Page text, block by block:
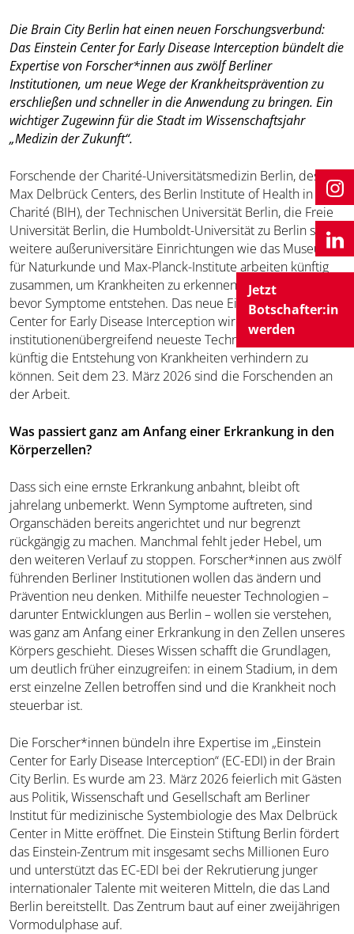
Jetzt
Botschafter:in
werden
Die Brain City Berlin hat einen neuen Forschungsverbund:
Das Einstein Center for Early Disease Interception bündelt die
Expertise von Forscher*innen aus zwölf Berliner
Institutionen, um neue Wege der Krankheitsprävention zu
erschließen und schneller in die Anwendung zu bringen. Ein
wichtiger Zugewinn für die Stadt im Wissenschaftsjahr
„Medizin der Zukunft“.
Forschende der Charité-Universitätsmedizin Berlin, des
Max Delbrück Centers, des Berlin Institute of Health in der
Charité (BIH), der Technischen Universität Berlin, die Freie
Universität Berlin, die Humboldt-Universität zu Berlin sowie
weitere außeruniversitäre Einrichtungen wie das Museum
für Naturkunde und Max-Planck-Institute arbeiten künftig
zusammen, um Krankheiten zu erkennen und zu behandeln,
bevor Symptome entstehen. Das neue Einstein
Center for Early Disease Interception wird
institutionenübergreifend neueste Technologien nutzen, um
künftig die Entstehung von Krankheiten verhindern zu
können. Seit dem 23. März 2026 sind die Forschenden an
der Arbeit.
Was passiert ganz am Anfang einer Erkrankung in den
Körperzellen?
Dass sich eine ernste Erkrankung anbahnt, bleibt oft
jahrelang unbemerkt. Wenn Symptome auftreten, sind
Organschäden bereits angerichtet und nur begrenzt
rückgängig zu machen. Manchmal fehlt jeder Hebel, um
den weiteren Verlauf zu stoppen. Forscher*innen aus zwölf
führenden Berliner Institutionen wollen das ändern und
Prävention neu denken. Mithilfe neuester Technologien –
darunter Entwicklungen aus Berlin – wollen sie verstehen,
was ganz am Anfang einer Erkrankung in den Zellen unseres
Körpers geschieht. Dieses Wissen schafft die Grundlagen,
um deutlich früher einzugreifen: in einem Stadium, in dem
erst einzelne Zellen betroffen sind und die Krankheit noch
steuerbar ist.
Die Forscher*innen bündeln ihre Expertise im „Einstein
Center for Early Disease Interception“ (EC-EDI) in der Brain
City Berlin. Es wurde am 23. März 2026 feierlich mit Gästen
aus Politik, Wissenschaft und Gesellschaft am Berliner
Institut für medizinische Systembiologie des Max Delbrück
Center in Mitte eröffnet. Die Einstein Stiftung Berlin fördert
das Einstein-Zentrum mit insgesamt sechs Millionen Euro
und unterstützt das EC-EDI bei der Rekrutierung junger
internationaler Talente mit weiteren Mitteln, die das Land
Berlin bereitstellt. Das Zentrum baut auf einer zweijährigen
Vormodulphase auf.